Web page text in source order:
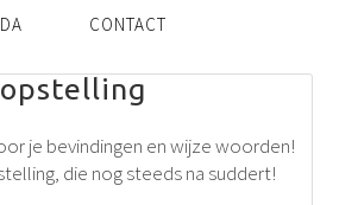
CONTACT
je bevindingen en wijze woorden!
die nog steeds na suddert!